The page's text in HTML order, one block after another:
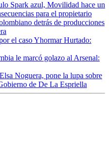
Spark azul, Movilidad hace un
para el propietario
detrás de producciones
el caso Yhormar Hurtado:
le marcó golazo al Arsenal:
Noguera, pone la lupa sobre
de De La Espriella